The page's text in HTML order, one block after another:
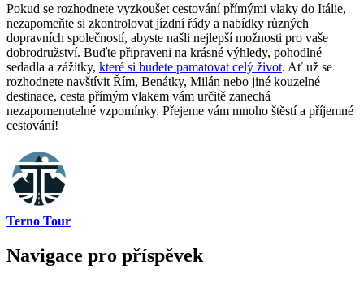
Pokud se rozhodnete vyzkoušet cestování přímými vlaky do Itálie,
nezapomeňte si zkontrolovat jízdní řády a nabídky různých
dopravních společností, abyste našli nejlepší možnosti pro vaše
dobrodružství. Buďte připraveni na krásné výhledy, pohodlné
sedadla a zážitky, které si budete pamatovat celý život. Ať už se
rozhodnete navštívit Řím, Benátky, Milán nebo jiné kouzelné
destinace, cesta přímým vlakem vám určitě zanechá
nezapomenutelné vzpomínky. Přejeme vám mnoho štěstí a příjemné
cestování!
Terno Tour
Navigace pro příspěvek